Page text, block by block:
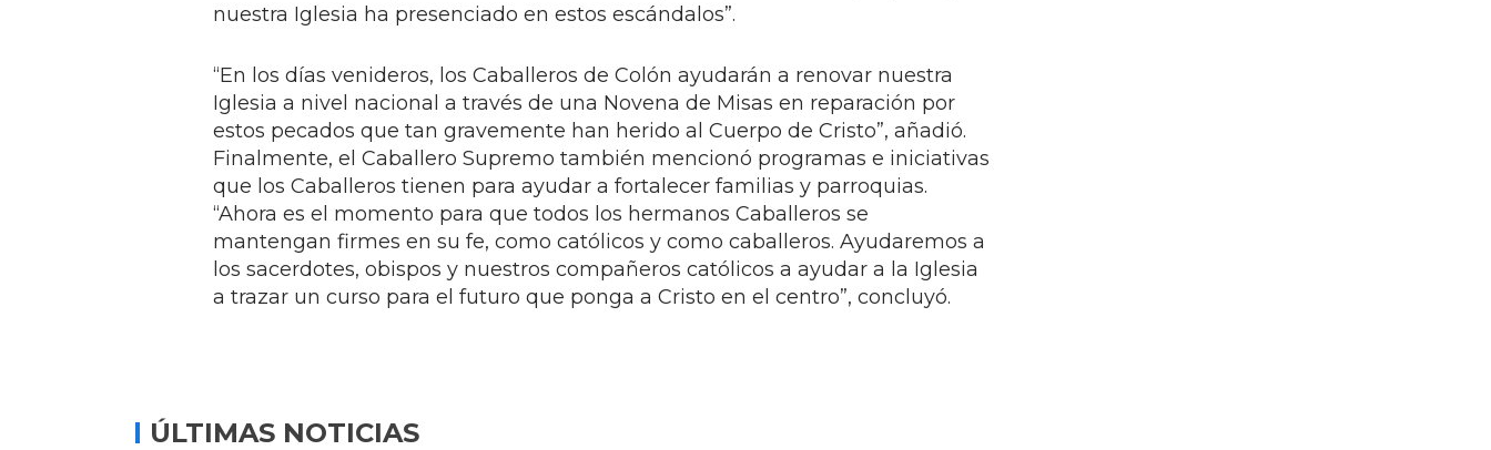
nuestra Iglesia ha presenciado en estos escándalos”.
“En los días venideros, los Caballeros de Colón ayudarán a renovar nuestra
Iglesia a nivel nacional a través de una Novena de Misas en reparación por
estos pecados que tan gravemente han herido al Cuerpo de Cristo”, añadió.
Finalmente, el Caballero Supremo también mencionó programas e iniciativas
que los Caballeros tienen para ayudar a fortalecer familias y parroquias.
“Ahora es el momento para que todos los hermanos Caballeros se
mantengan firmes en su fe, como católicos y como caballeros. Ayudaremos a
los sacerdotes, obispos y nuestros compañeros católicos a ayudar a la Iglesia
a trazar un curso para el futuro que ponga a Cristo en el centro”, concluyó.
ÚLTIMAS NOTICIAS